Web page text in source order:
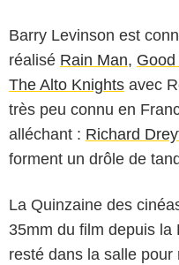
Barry Levinson est
réalisé Rain Man,
The Alto Knights avec
très peu connu en
alléchant : Richard
forment un drôle de
La Quinzaine des
35mm du film depuis la
resté dans la salle